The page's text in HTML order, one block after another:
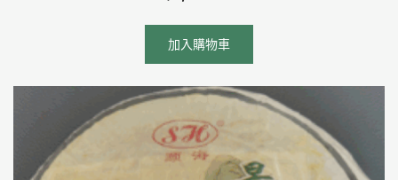
加入購物車